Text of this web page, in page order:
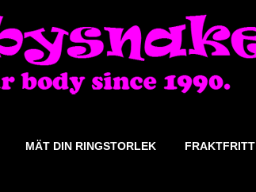
MÄT DIN RINGSTORLEK FRAKTFRITT